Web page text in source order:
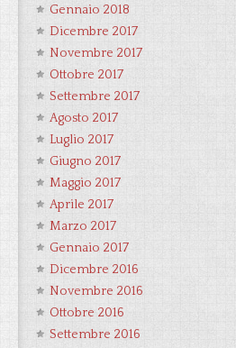
Gennaio 2018
Dicembre 2017
Novembre 2017
Ottobre 2017
Settembre 2017
Agosto 2017
Luglio 2017
Giugno 2017
Maggio 2017
Aprile 2017
Marzo 2017
Gennaio 2017
Dicembre 2016
Novembre 2016
Ottobre 2016
Settembre 2016